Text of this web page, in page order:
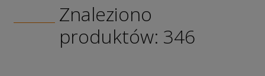
Znaleziono
produktów: 346